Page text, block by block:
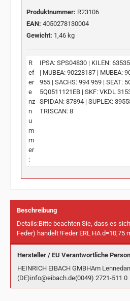
Produktnummer: R23106
EAN: 4050278130004
Gewicht: 1,46 kg
R
ef
er
e
nz
n
u
m
m
er
:
IPSA: SPS04830 | KILEN:
| MUBEA: 90228187 | MUBEA:
955 | SACHS: 994 959 | SEAT:
5Q0511121EB | SKF: VKDL
SPIDAN: 87894 | SUPLEX:
TRISCAN: 8
Beschreibung
Details:Bitte beachten Sie, dass es
Feder) handelt !Feder ERL HA d=10,75
Hersteller / EU Verantwortliche Person
HEINRICH EIBACH GMBHAm
(DE)info@eibach.de(0049) 2721-511 0